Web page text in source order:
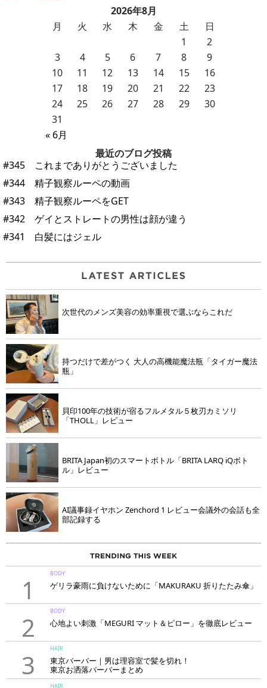
2026年8月
月
火 水 木 金 土 日
« 6月
1
2
3
4 5 6 7 8
9
10
11 12 13 14 15
16
17
18 19 20 21 22
23
24
25 26 27 28 29
30
31
最近のブログ投稿
#345 これまでありがとうございました
#344 精子観察ルーペの動画
#343 精子観察ルーペをGET
#342 ゲイとストレートの男性は顔が違う
#341 白髪にはジェル
次世代のメンズ美容の効率重視で選ぶならこれだ
持つだけで差がつく 大人の高機能魔法瓶「タイガー魔法
瓶」
貝印100年の技術が宿るフルメタル５枚刃カミソリ
「THOLL」レビュー
BRITA Japan初のスマートボトル「BRITA LARQ iQボト
ル」レビュー
AI議事録イヤホン Zenchord 1 レビュー会議外の会話も全
部記録する
1
BODY
ゲリラ豪雨に負けないために「MAKURAKU 折りたたみ傘」
2
BODY
心地よい刺激「MEGURI マット＆ピロー」を徹底レビュー
3
HAIR
東京バーバー｜男は理容室で髪を切れ！
東京お洒落バーバーまとめ
HAIR